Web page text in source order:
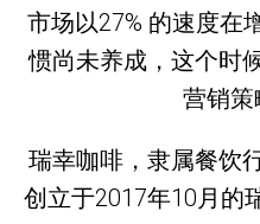
市场以27% 的速度在
惯尚未养成，这个时
营销策
瑞幸咖啡，隶属餐饮
创立于2017年10月的